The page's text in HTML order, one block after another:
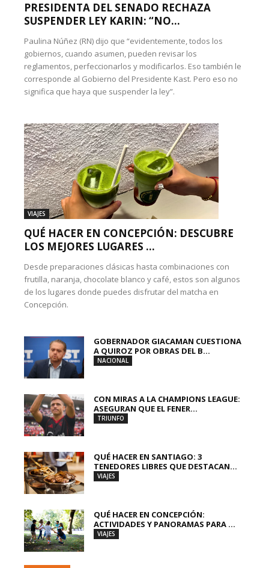
PRESIDENTA DEL SENADO RECHAZA
SUSPENDER LEY KARIN: “NO...
Paulina Núñez (RN) dijo que “evidentemente, todos los
gobiernos, cuando asumen, pueden revisar los
reglamentos, perfeccionarlos y modificarlos. Eso también le
corresponde al Gobierno del Presidente Kast. Pero eso no
significa que haya que suspender la ley”.
VIAJES
QUÉ HACER EN CONCEPCIÓN: DESCUBRE
LOS MEJORES LUGARES ...
Desde preparaciones clásicas hasta combinaciones con
frutilla, naranja, chocolate blanco y café, estos son algunos
de los lugares donde puedes disfrutar del matcha en
Concepción.
GOBERNADOR GIACAMAN CUESTIONA
A QUIROZ POR OBRAS DEL B...
NACIONAL
CON MIRAS A LA CHAMPIONS LEAGUE:
ASEGURAN QUE EL FENER...
TRIUNFO
QUÉ HACER EN SANTIAGO: 3
TENEDORES LIBRES QUE DESTACAN...
VIAJES
QUÉ HACER EN CONCEPCIÓN:
ACTIVIDADES Y PANORAMAS PARA ...
VIAJES